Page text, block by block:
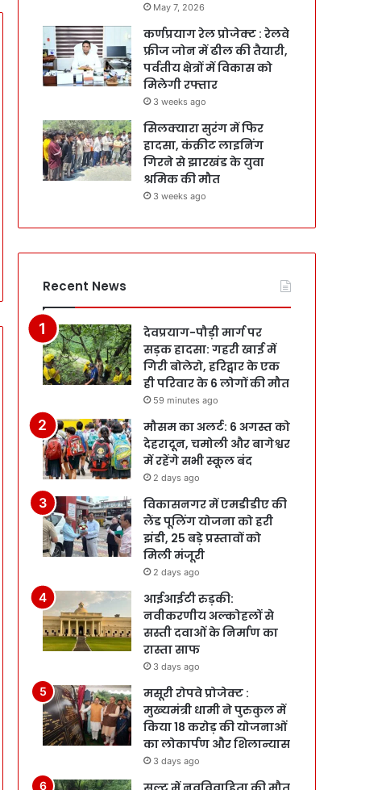
May 7, 2026
कर्णप्रयाग रेल प्रोजेक्ट : रेलवे
फ्रीज जोन में ढील की तैयारी,
पर्वतीय क्षेत्रों में विकास को
मिलेगी रफ्तार
3 weeks ago
सिलक्यारा सुरंग में फिर
हादसा, कंक्रीट लाइनिंग
गिरने से झारखंड के युवा
श्रमिक की मौत
3 weeks ago
Recent News
देवप्रयाग-पौड़ी मार्ग पर
सड़क हादसा: गहरी खाई में
गिरी बोलेरो, हरिद्वार के एक
ही परिवार के 6 लोगों की मौत
59 minutes ago
मौसम का अलर्ट: 6 अगस्त को
देहरादून, चमोली और बागेश्वर
में रहेंगे सभी स्कूल बंद
2 days ago
विकासनगर में एमडीडीए की
लैंड पूलिंग योजना को हरी
झंडी, 25 बड़े प्रस्तावों को
मिली मंजूरी
2 days ago
आईआईटी रुड़की:
नवीकरणीय अल्कोहलों से
सस्ती दवाओं के निर्माण का
रास्ता साफ
3 days ago
मसूरी रोपवे प्रोजेक्ट :
मुख्‍यमंत्री धामी ने पुरुकुल में
किया 18 करोड़ की योजनाओं
का लोकार्पण और शिलान्यास
3 days ago